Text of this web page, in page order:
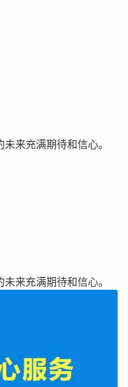
来充满期待和信心。
来充满期待和信心。